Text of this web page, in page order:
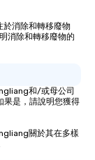
消除和轉移廢物
消除和轉移廢物的
和/或母公司
果是，請說明您獲得
關於其在多樣